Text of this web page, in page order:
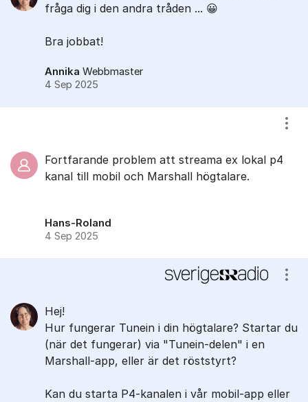
fråga dig i den andra tråden ... 😀
Bra jobbat!
Annika Webbmaster
4 Sep 2025
Fortfarande problem att streama ex lokal p4
kanal till mobil och Marshall högtalare.
Hans-Roland
4 Sep 2025
Hej!
Hur fungerar Tunein i din högtalare? Startar du
(när det fungerar) via "Tunein-delen" i en
Marshall-app, eller är det röststyrt?
Kan du starta P4-kanalen i vår mobil-app eller